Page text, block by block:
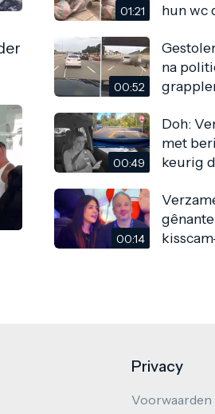
01:21
hun wc
00:52
na
00:49
Doh:
met
keurig
00:14
Privacy
Voorwaarden